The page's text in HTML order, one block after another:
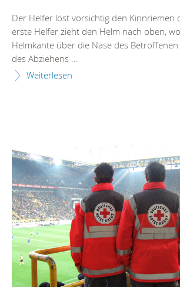
Der Helfer löst vorsichtig den Kinnriemen
erste Helfer zieht den Helm nach oben,
Helmkante über die Nase des
des Abziehens ...
Weiterlesen